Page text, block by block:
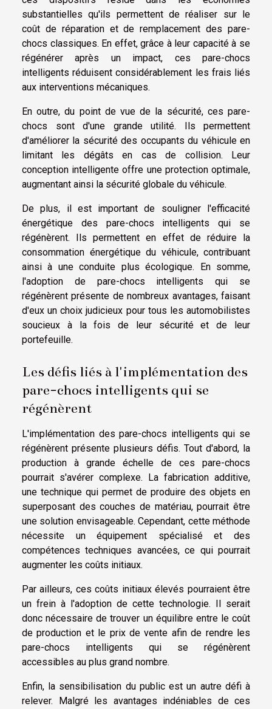
substantielles qu'ils permettent de réaliser sur le
coût de réparation et de remplacement des pare-
chocs classiques. En effet, grâce à leur capacité à se
régénérer après un impact, ces pare-chocs
intelligents réduisent considérablement les frais liés
aux interventions mécaniques.
En outre, du point de vue de la sécurité, ces pare-
chocs sont d'une grande utilité. Ils permettent
d'améliorer la sécurité des occupants du véhicule en
limitant les dégâts en cas de collision. Leur
conception intelligente offre une protection optimale,
augmentant ainsi la sécurité globale du véhicule.
De plus, il est important de souligner l'efficacité
énergétique des pare-chocs intelligents qui se
régénèrent. Ils permettent en effet de réduire la
consommation énergétique du véhicule, contribuant
ainsi à une conduite plus écologique. En somme,
l'adoption de pare-chocs intelligents qui se
régénèrent présente de nombreux avantages, faisant
d'eux un choix judicieux pour tous les automobilistes
soucieux à la fois de leur sécurité et de leur
portefeuille.
Les défis liés à l'implémentation des
pare-chocs intelligents qui se
régénèrent
L'implémentation des pare-chocs intelligents qui se
régénèrent présente plusieurs défis. Tout d'abord, la
production à grande échelle de ces pare-chocs
pourrait s'avérer complexe. La fabrication additive,
une technique qui permet de produire des objets en
superposant des couches de matériau, pourrait être
une solution envisageable. Cependant, cette méthode
nécessite un équipement spécialisé et des
compétences techniques avancées, ce qui pourrait
augmenter les coûts initiaux.
Par ailleurs, ces coûts initiaux élevés pourraient être
un frein à l'adoption de cette technologie. Il serait
donc nécessaire de trouver un équilibre entre le coût
de production et le prix de vente afin de rendre les
pare-chocs intelligents qui se régénèrent
accessibles au plus grand nombre.
Enfin, la sensibilisation du public est un autre défi à
relever. Malgré les avantages indéniables de ces